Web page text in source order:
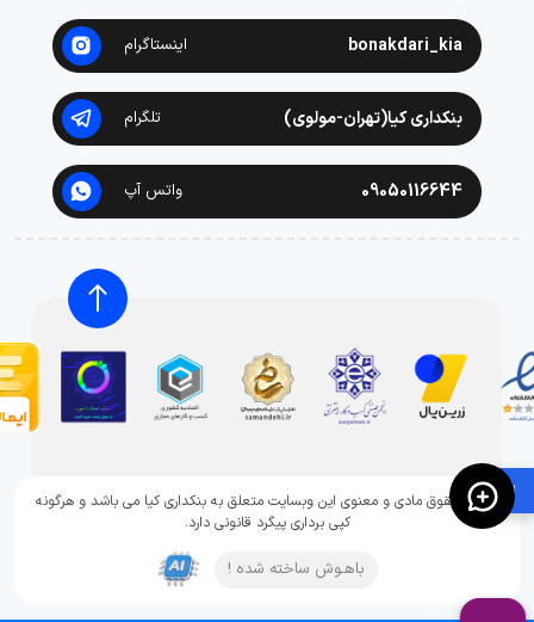
🛍️
bonakdari_kia اینستاگرام
بنکداری کیا(تهران-مولوی) تلگرام
09050116644 واتس آپ
تمامی حقوق مادی و معنوی این وبسایت متعلق به بنکداری کیا می باشد و هرگونه
کپی برداری پیگرد قانونی دارد.
باهـوش ساخته شده !